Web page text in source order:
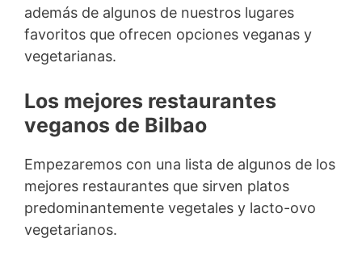
además de algunos de nuestros lugares
favoritos que ofrecen opciones veganas y
vegetarianas.
Los mejores restaurantes
veganos de Bilbao
Empezaremos con una lista de algunos de los
mejores restaurantes que sirven platos
predominantemente vegetales y lacto-ovo
vegetarianos.